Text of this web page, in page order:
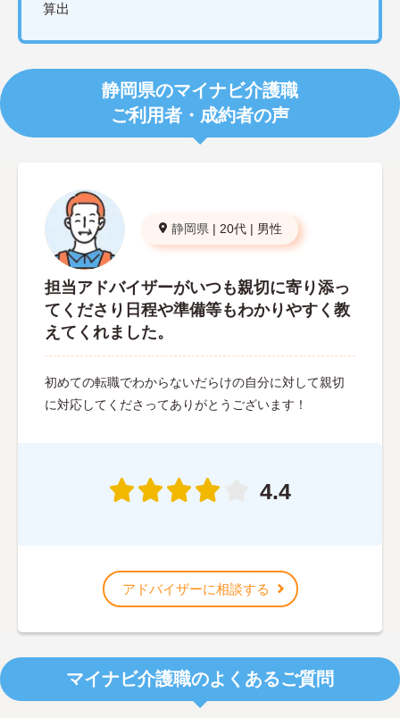
算出
静岡県のマイナビ介護職
ご利用者・成約者の声
静岡県 | 20代 | 男性
担当アドバイザーがいつも親切に寄り添っ
てくださり日程や準備等もわかりやすく教
えてくれました。
初めての転職でわからないだらけの自分に対して親切
に対応してくださってありがとうございます！
4.4
アドバイザーに相談する
マイナビ介護職のよくあるご質問